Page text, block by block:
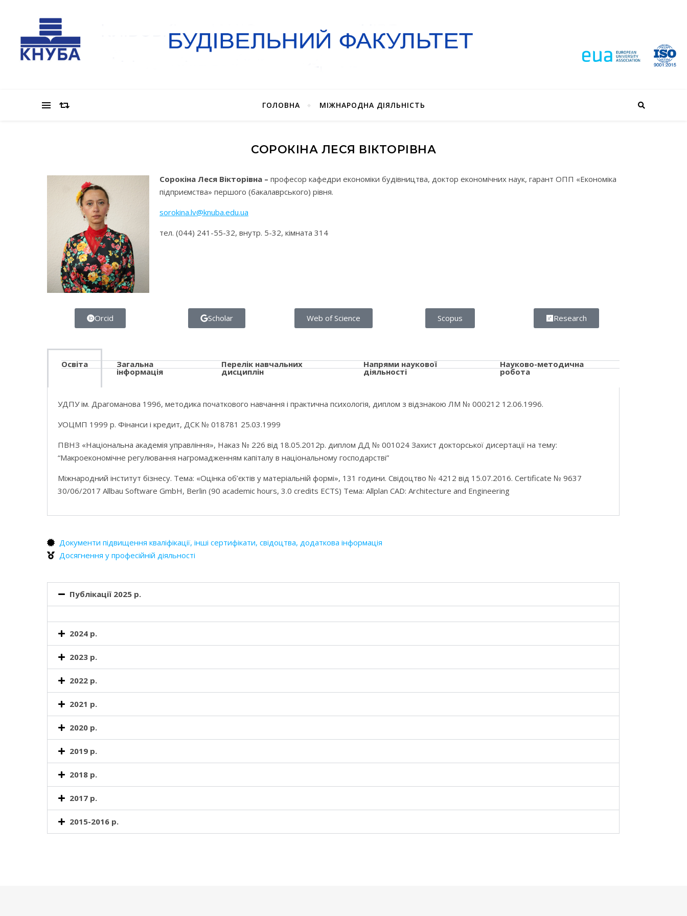
ГОЛОВНА МІЖНАРОДНА ДІЯЛЬНІСТЬ
СОРОКІНА ЛЕСЯ ВІКТОРІВНА
Сорокіна Леся Вікторівна – професор кафедри економіки будівництва, доктор економічних наук, гарант ОПП «Економіка
підприємства» першого (бакалаврського) рівня.
sorokina.lv@knuba.edu.ua
тел. (044) 241-55-32, внутр. 5-32, кімната 314
Orcid Scholar Web of Science Scopus Research
Освіта Загальна
інформація
Перелік навчальних
дисциплін
Напрями наукової
діяльності
Науково-методична
робота
УДПУ ім. Драгоманова 1996, методика початкового навчання і практична психологія, диплом з відзнакою ЛМ № 000212 12.06.1996.
УОЦМП 1999 р. Фінанси і кредит, ДСК № 018781 25.03.1999
ПВНЗ «Національна академія управління», Наказ № 226 від 18.05.2012р. диплом ДД № 001024 Захист докторської дисертації на тему:
“Макроекономічне регулювання нагромадженням капіталу в національному господарстві”
Міжнародний інститут бізнесу. Тема: «Оцінка об’єктів у матеріальній формі», 131 години. Свідоцтво № 4212 від 15.07.2016. Certificate № 9637
30/06/2017 Allbau Software GmbH, Berlin (90 academic hours, 3.0 credits ECTS) Тема: Allplan CAD: Architecture and Engineering
Документи підвищення кваліфікації, інші сертифікати, свідоцтва, додаткова інформація
Досягнення у професійній діяльності
Публікації 2025 р.
2024 р.
2023 р.
2022 р.
2021 р.
2020 р.
2019 р.
2018 р.
2017 р.
2015-2016 р.